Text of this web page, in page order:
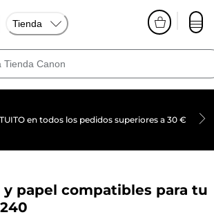
Tienda
en todos los pedidos superiores a 30 €
papel compatibles para tu